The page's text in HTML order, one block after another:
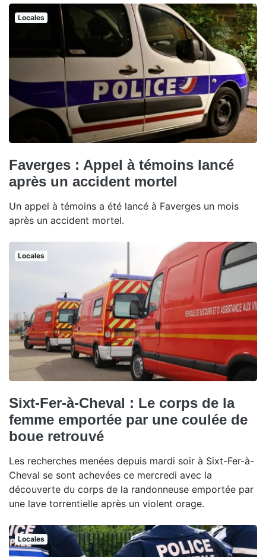
Locales
Faverges : Appel à témoins lancé
après un accident mortel
Un appel à témoins a été lancé à Faverges un mois
après un accident mortel.
Locales
Sixt-Fer-à-Cheval : Le corps de la
femme emportée par une coulée de
boue retrouvé
Les recherches menées depuis mardi soir à Sixt-Fer-à-
Cheval se sont achevées ce mercredi avec la
découverte du corps de la randonneuse emportée par
une lave torrentielle après un violent orage.
Locales